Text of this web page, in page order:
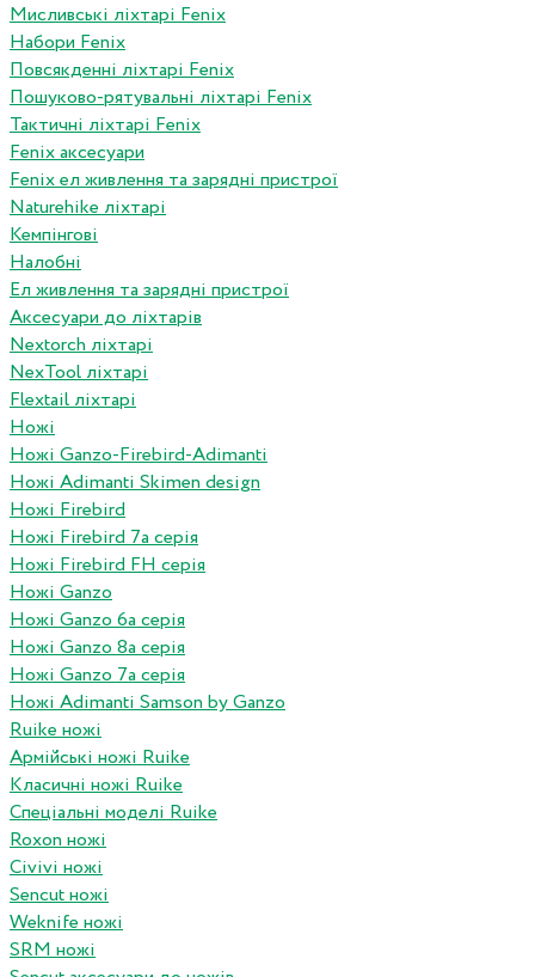
Мисливські ліхтарі Fenix
Набори Fenix
Повсякденні ліхтарі Fenix
Пошуково-рятувальні ліхтарі Fenix
Тактичні ліхтарі Fenix
Fenix аксесуари
Fenix ел живлення та зарядні пристрої
Naturehike ліхтарі
Кемпінгові
Налобні
Ел живлення та зарядні пристрої
Аксесуари до ліхтарів
Nextorch ліхтарі
NexTool ліхтарі
Flextail ліхтарі
Ножі
Ножі Ganzo-Firebird-Adimanti
Ножі Adimanti Skimen design
Ножі Firebird
Ножі Firebird 7а серія
Ножі Firebird FH серія
Ножі Ganzo
Ножі Ganzo 6а серія
Ножі Ganzo 8а серія
Ножі Ganzo 7а серія
Ножі Adimanti Samson by Ganzo
Ruike ножі
Армійські ножі Ruike
Класичні ножі Ruike
Спеціальні моделі Ruike
Roxon ножi
Civivi ножі
Sencut ножі
Weknife ножі
SRM ножі